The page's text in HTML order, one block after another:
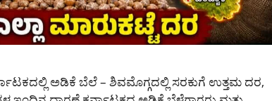
ಅಡಿಕೆ ಬೆಲೆ – ಶಿವಮೊಗ್ಗದಲ್ಲಿ ಸರಕುಗೆ ಉತ್ತಮ ದರ,